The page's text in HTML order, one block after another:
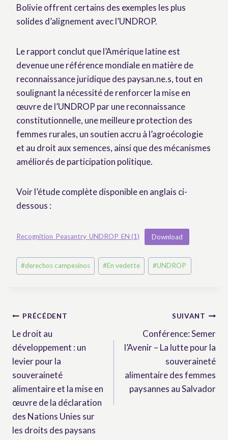
Bolivie offrent certains des exemples les plus
solides d’alignement avec l’UNDROP.
Le rapport conclut que l’Amérique latine est
devenue une référence mondiale en matière de
reconnaissance juridique des paysan.ne.s, tout en
soulignant la nécessité de renforcer la mise en
œuvre de l’UNDROP par une reconnaissance
constitutionnelle, une meilleure protection des
femmes rurales, un soutien accru à l’agroécologie
et au droit aux semences, ainsi que des mécanismes
améliorés de participation politique.
Voir l’étude complète disponible en anglais ci-
dessous :
Recognition_Peasantry_UNDROP_EN (1) Download
Post
Tags:
#derechos campesinos #En vedette #UNDROP
Navigation
de
l’article
PRÉCÉDENT
Le droit au
développement : un
levier pour la
souveraineté
alimentaire et la mise en
œuvre de la déclaration
des Nations Unies sur
les droits des paysans
SUIVANT
Conférence: Semer
l’Avenir – La lutte pour la
souveraineté
alimentaire des femmes
paysannes au Salvador